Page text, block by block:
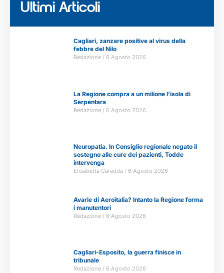
Ultimi Articoli
Cagliari, zanzare positive al virus della
febbre del Nilo
Redazione 6 Agosto 2026
La Regione compra a un milione l’isola di
Serpentara
Redazione 6 Agosto 2026
Neuropatia. In Consiglio regionale negato il
sostegno alle cure dei pazienti, Todde
intervenga
Elisabetta Caredda 6 Agosto 2026
Avarie di Aeroitalia? Intanto la Regione forma
i manutentori
Redazione 6 Agosto 2026
Cagliari-Esposito, la guerra finisce in
tribunale
Redazione 6 Agosto 2026